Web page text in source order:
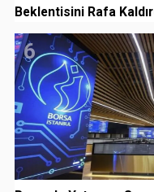
Beklentisini Rafa
6